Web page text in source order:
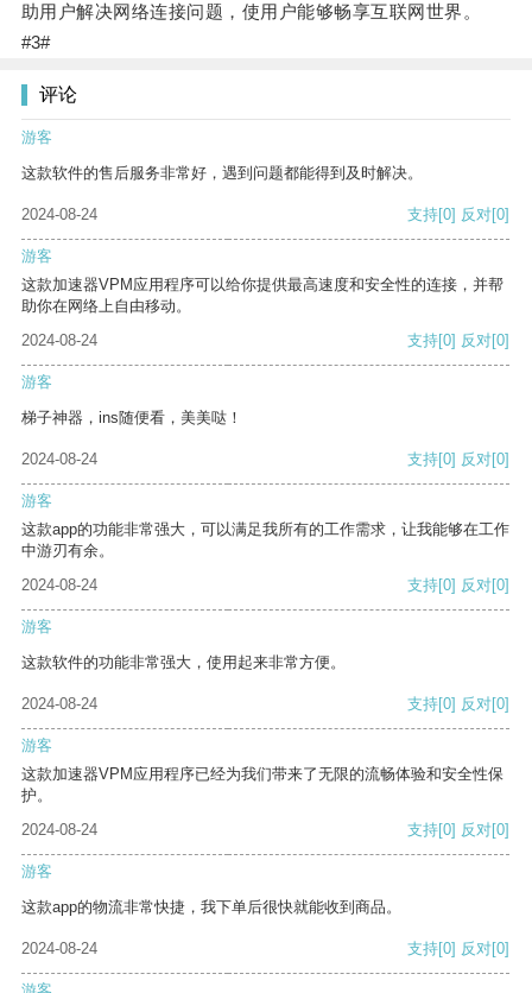
助用户解决网络连接问题，使用户能够畅享互联网世界。
#3#
评论
游客
这款软件的售后服务非常好，遇到问题都能得到及时解决。
2024-08-24 支持[0] 反对[0]
游客
这款加速器VPM应用程序可以给你提供最高速度和安全性的连接，并帮
助你在网络上自由移动。
2024-08-24
支持[0] 反对[0]
游客
梯子神器，ins随便看，美美哒！
2024-08-24 支持[0] 反对[0]
游客
这款app的功能非常强大，可以满足我所有的工作需求，让我能够在工作
中游刃有余。
2024-08-24
支持[0] 反对[0]
游客
这款软件的功能非常强大，使用起来非常方便。
2024-08-24 支持[0] 反对[0]
游客
这款加速器VPM应用程序已经为我们带来了无限的流畅体验和安全性保
护。
2024-08-24
支持[0] 反对[0]
游客
这款app的物流非常快捷，我下单后很快就能收到商品。
2024-08-24 支持[0] 反对[0]